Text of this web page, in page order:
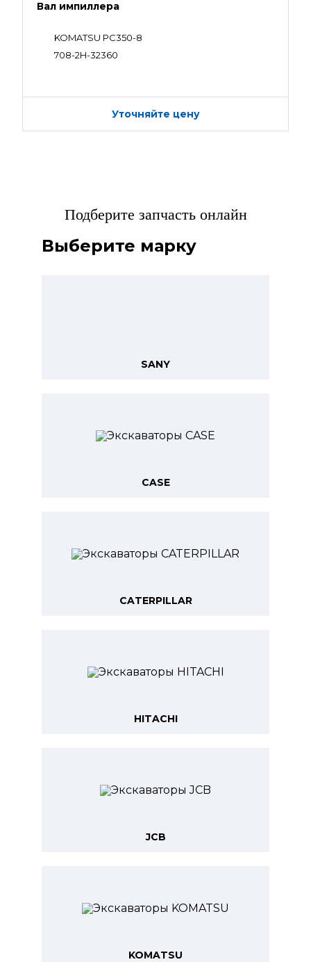
Вал импиллера
KOMATSU PC350-8
708-2H-32360
Уточняйте цену
Подберите запчасть онлайн
Выберите марку
SANY
CASE
CATERPILLAR
HITACHI
JCB
KOMATSU